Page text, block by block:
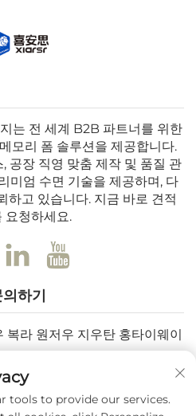
임 및 해충으로 인한 손상을
명을 단축시키고 수면 위생
에 가해지는 압력을 줄이고,
을 유지하도록 도와줍니다.
은 매트리스 중앙이 아래로
대로 되지 않고 수면 중 불
. 반면 견고한 침대 프레임은
능을 온전히 누릴 수 있도록
, 소재 및 디자인으로 제공되
폼 침대 프레임부터 수면 자
절식 침대 프레임까지, 모
어울리는 침대 프레임이 존
는 전 세계 B2B 파트너를 위한
모리 폼 솔루션을 제공합니다.
공장 직영 맞춤 제작 및 품질 관
미엄 수면 기술을 제공하며, 다
하고 있습니다. 지금 바로 견적
요청하세요.
의하기
라 원저우 지우탄 홍타이웨이
tools to provide our services.